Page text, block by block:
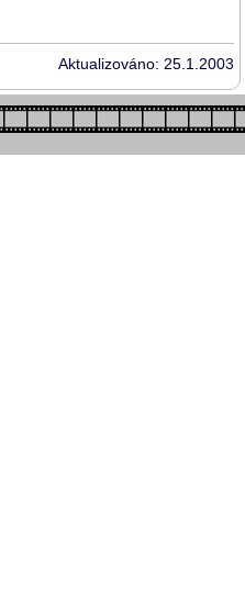
Aktualizováno: 25.1.2003